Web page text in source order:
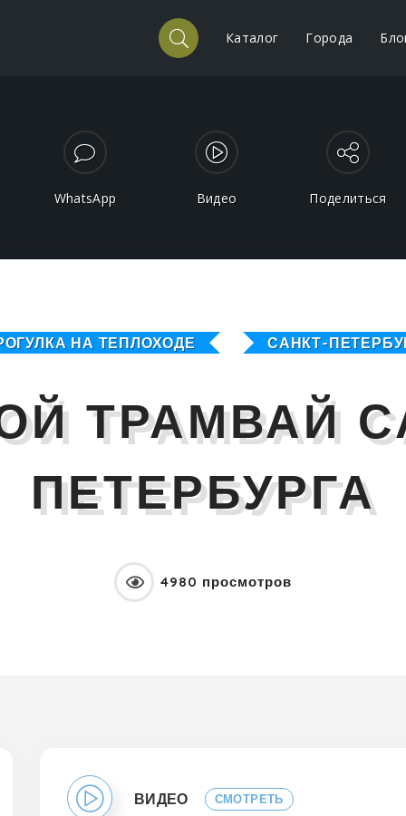
Каталог Города
WhatsApp Видео Поделиться
НА ТЕПЛОХОДЕ САНКТ-
ТРАМВАЙ
ПЕТЕРБУРГА
4980 просмотров
ВИДЕО СМОТРЕТЬ